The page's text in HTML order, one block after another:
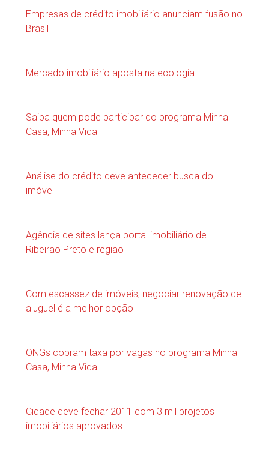
Empresas de crédito imobiliário anunciam fusão no
Brasil
Mercado imobiliário aposta na ecologia
Saiba quem pode participar do programa Minha
Casa, Minha Vida
Análise do crédito deve anteceder busca do
imóvel
Agência de sites lança portal imobiliário de
Ribeirão Preto e região
Com escassez de imóveis, negociar renovação de
aluguel é a melhor opção
ONGs cobram taxa por vagas no programa Minha
Casa, Minha Vida
Cidade deve fechar 2011 com 3 mil projetos
imobiliários aprovados